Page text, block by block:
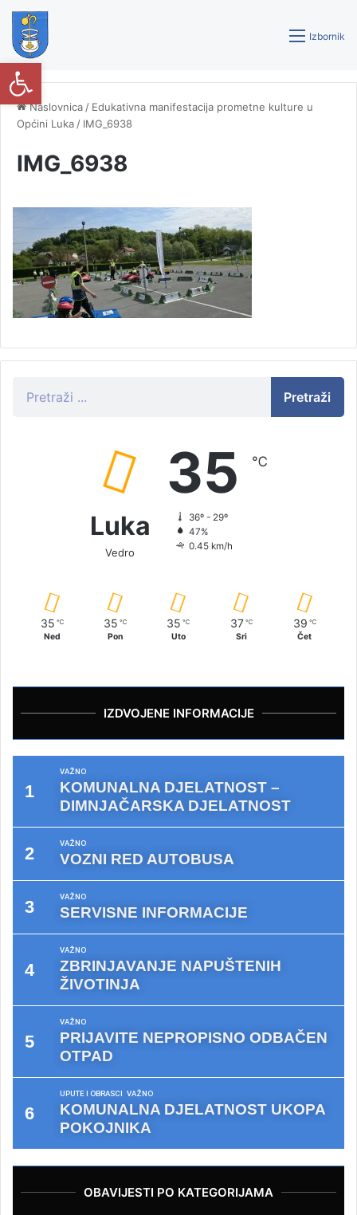
Izbornik
Naslovnica / Edukativna manifestacija prometne kulture u
Općini Luka / IMG_6938
IMG_6938
Pretraži
Luka
Vedro
35 ℃
36º - 29º
47%
0.45 km/h
35 ℃
Ned
35 ℃
Pon
35 ℃
Uto
37 ℃
Sri
39 ℃
Čet
IZDVOJENE INFORMACIJE
VAŽNO
KOMUNALNA DJELATNOST –
DIMNJAČARSKA DJELATNOST
VAŽNO
VOZNI RED AUTOBUSA
VAŽNO
SERVISNE INFORMACIJE
VAŽNO
ZBRINJAVANJE NAPUŠTENIH
ŽIVOTINJA
VAŽNO
PRIJAVITE NEPROPISNO ODBAČEN
OTPAD
UPUTE I OBRASCI VAŽNO
KOMUNALNA DJELATNOST UKOPA
POKOJNIKA
OBAVIJESTI PO KATEGORIJAMA
Open toolbar